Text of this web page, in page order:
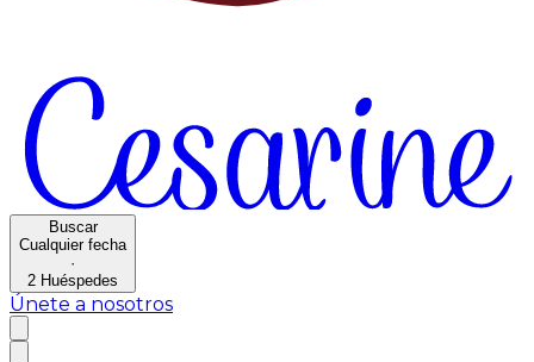
Buscar
Cualquier fecha
·
2 Huéspedes
Únete a nosotros